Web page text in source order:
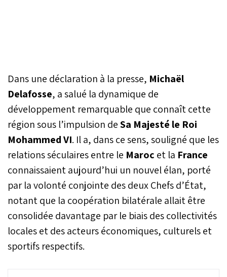
Dans une déclaration à la presse, Michaël
Delafosse, a salué la dynamique de
développement remarquable que connaît cette
région sous l’impulsion deSa Majesté le Roi
Mohammed VI. Il a, dans ce sens, souligné que les
relations séculaires entre le Maroc et la France
connaissaient aujourd’hui un nouvel élan, porté
par la volonté conjointe des deux Chefs d’État,
notant que la coopération bilatérale allait être
consolidée davantage par le biais des collectivités
locales et des acteurs économiques, culturels et
sportifs respectifs.